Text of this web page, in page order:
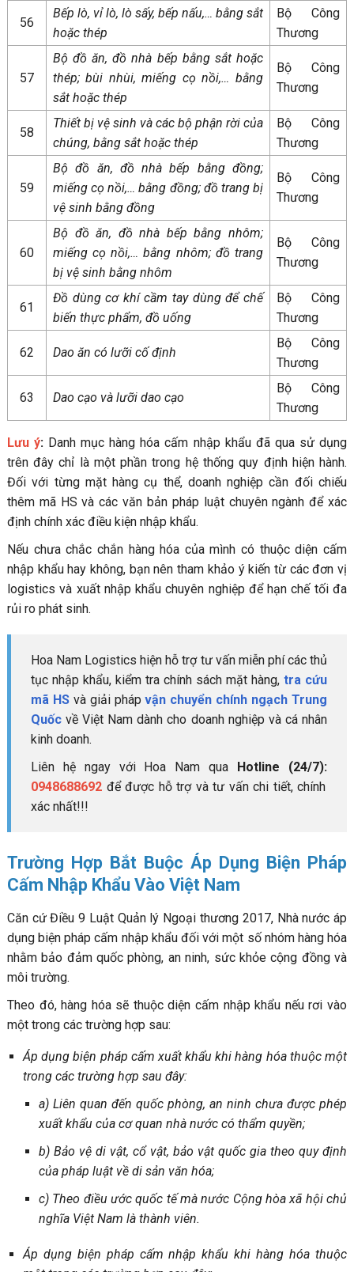
56
Bếp lò, vỉ lò, lò sấy, bếp nấu,… bằng sắt
hoặc thép
Bộ Công
Thương
57
Bộ đồ ăn, đồ nhà bếp bằng sắt hoặc
thép; bùi nhùi, miếng cọ nồi,… bằng
sắt hoặc thép
Bộ Công
Thương
58
Thiết bị vệ sinh và các bộ phận rời của
chúng, bằng sắt hoặc thép
Bộ Công
Thương
59
Bộ đồ ăn, đồ nhà bếp bằng đồng;
miếng cọ nồi,… bằng đồng; đồ trang bị
vệ sinh bằng đồng
Bộ Công
Thương
60
Bộ đồ ăn, đồ nhà bếp bằng nhôm;
miếng cọ nồi,… bằng nhôm; đồ trang
bị vệ sinh bằng nhôm
Bộ Công
Thương
61
Đồ dùng cơ khí cầm tay dùng để chế
biến thực phẩm, đồ uống
Bộ Công
Thương
62 Dao ăn có lưỡi cố định
Bộ Công
Thương
63 Dao cạo và lưỡi dao cạo
Bộ Công
Thương
Lưu ý: Danh mục hàng hóa cấm nhập khẩu đã qua sử dụng
trên đây chỉ là một phần trong hệ thống quy định hiện hành.
Đối với từng mặt hàng cụ thể, doanh nghiệp cần đối chiếu
thêm mã HS và các văn bản pháp luật chuyên ngành để xác
định chính xác điều kiện nhập khẩu.
Nếu chưa chắc chắn hàng hóa của mình có thuộc diện cấm
nhập khẩu hay không, bạn nên tham khảo ý kiến từ các đơn vị
logistics và xuất nhập khẩu chuyên nghiệp để hạn chế tối đa
rủi ro phát sinh.
Hoa Nam Logistics hiện hỗ trợ tư vấn miễn phí các thủ
tục nhập khẩu, kiểm tra chính sách mặt hàng,tra cứu
mã HSvà giải phápvận chuyển chính ngạch Trung
Quốcvề Việt Nam dành cho doanh nghiệp và cá nhân
kinh doanh.
Liên hệ ngay với Hoa Nam qua
Hotline (24/7):
0948688692 để được hỗ trợ và tư vấn chi tiết, chính
xác nhất!!!
Trường Hợp Bắt Buộc Áp Dụng Biện Pháp
Cấm Nhập Khẩu Vào Việt Nam
Căn cứ Điều 9 Luật Quản lý Ngoại thương 2017, Nhà nước áp
dụng biện pháp cấm nhập khẩu đối với một số nhóm hàng hóa
nhằm bảo đảm quốc phòng, an ninh, sức khỏe cộng đồng và
môi trường.
Theo đó, hàng hóa sẽ thuộc diện cấm nhập khẩu nếu rơi vào
một trong các trường hợp sau:
Áp dụng biện pháp cấm xuất khẩu khi hàng hóa thuộc một
trong các trường hợp sau đây:
a) Liên quan đến quốc phòng, an ninh chưa được phép
xuất khẩu của cơ quan nhà nước có thẩm quyền;
b) Bảo vệ di vật, cổ vật, bảo vật quốc gia theo quy định
của pháp luật về di sản văn hóa;
c) Theo điều ước quốc tế mà nước Cộng hòa xã hội chủ
nghĩa Việt Nam là thành viên.
Áp dụng biện pháp cấm nhập khẩu khi hàng hóa thuộc